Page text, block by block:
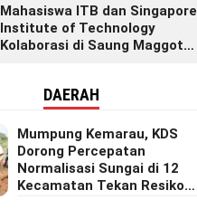
Lewat Agenda Senam Pagi
Mahasiswa ITB dan Singapore
Institute of Technology
Kolaborasi di Saung Maggot
Riset Inovatif
DAERAH
Mumpung Kemarau, KDS
Dorong Percepatan
Normalisasi Sungai di 12
Kecamatan Tekan Resiko